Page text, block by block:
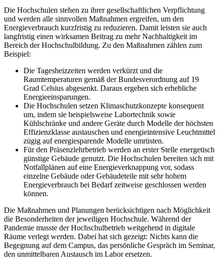
Die Hochschulen stehen zu ihrer gesellschaftlichen Verpflichtung
und werden alle sinnvollen Maßnahmen ergreifen, um den
Energieverbrauch kurzfristig zu reduzieren. Damit leisten sie auch
langfristig einen wirksamen Beitrag zu mehr Nachhaltigkeit im
Bereich der Hochschulbildung. Zu den Maßnahmen zählen zum
Beispiel:
Die Tagesheizzeiten werden verkürzt und die
Raumtemperaturen gemäß der Bundesverordnung auf 19
Grad Celsius abgesenkt. Daraus ergeben sich erhebliche
Energieeinsparungen.
Die Hochschulen setzen Klimaschutzkonzepte konsequent
um, indem sie beispielsweise Labortechnik sowie
Kühlschränke und andere Geräte durch Modelle der höchsten
Effizienzklasse austauschen und energieintensive Leuchtmittel
zügig auf energiesparende Modelle umrüsten.
Für den Präsenzlehrbetrieb werden an erster Stelle energetisch
günstige Gebäude genutzt. Die Hochschulen bereiten sich mit
Notfallplänen auf eine Energieverknappung vor, sodass
einzelne Gebäude oder Gebäudeteile mit sehr hohem
Energieverbrauch bei Bedarf zeitweise geschlossen werden
können.
Die Maßnahmen und Planungen berücksichtigen nach Möglichkeit
die Besonderheiten der jeweiligen Hochschule. Während der
Pandemie musste der Hochschulbetrieb weitgehend in digitale
Räume verlegt werden. Dabei hat sich gezeigt: Nichts kann die
Begegnung auf dem Campus, das persönliche Gespräch im Seminar,
den unmittelbaren Austausch im Labor ersetzen.